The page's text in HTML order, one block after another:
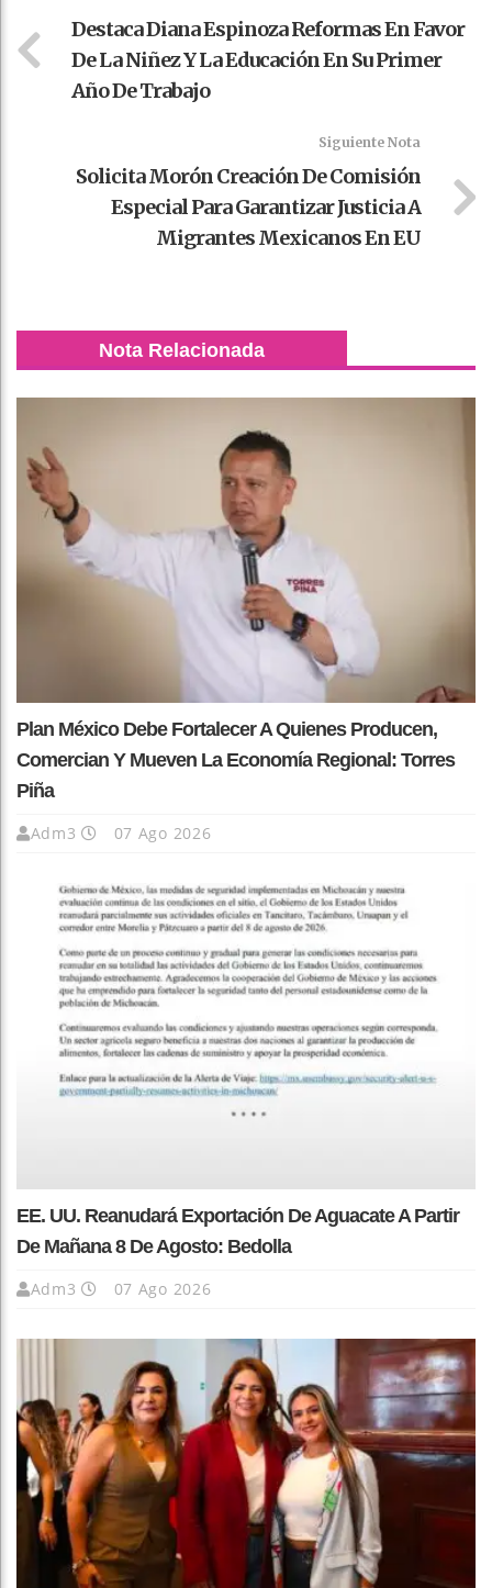
Destaca Diana Espinoza Reformas En Favor
De La Niñez Y La Educación En Su Primer
Año De Trabajo
Siguiente Nota
Solicita Morón Creación De Comisión
Especial Para Garantizar Justicia A
Migrantes Mexicanos En EU
Nota Relacionada
Plan México Debe Fortalecer A Quienes Producen,
Comercian Y Mueven La Economía Regional: Torres
Piña
Adm3 07 Ago 2026
EE. UU. Reanudará Exportación De Aguacate A Partir
De Mañana 8 De Agosto: Bedolla
Adm3 07 Ago 2026